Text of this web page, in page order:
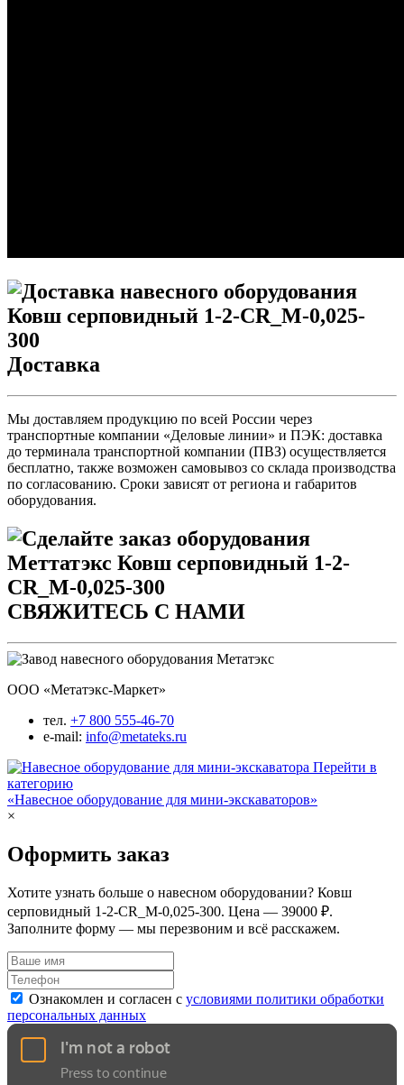
Доставка
Мы доставляем продукцию по всей России через
транспортные компании «Деловые линии» и ПЭК: доставка
до терминала транспортной компании (ПВЗ) осуществляется
бесплатно, также возможен самовывоз со склада производства
по согласованию. Сроки зависят от региона и габаритов
оборудования.
СВЯЖИТЕСЬ С НАМИ
ООО «Метатэкс-Маркет»
тел. +7 800 555-46-70
e-mail: info@metateks.ru
Перейти в
категорию
«Навесное оборудование для мини-экскаваторов»
×
Оформить заказ
Хотите узнать больше о навесном оборудовании? Ковш
серповидный 1-2-СR_M-0,025-300. Цена — 39000 ₽.
Заполните форму — мы перезвоним и всё расскажем.
Ознакомлен и согласен с условиями политики обработки
персональных данных